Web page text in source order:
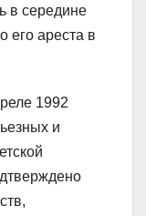
в середине
его ареста в
1992
и